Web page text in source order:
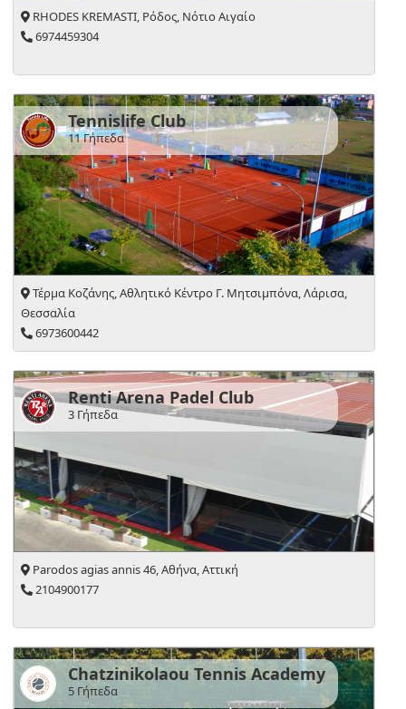
RHODES KREMASTI, Ρόδος, Νότιο Αιγαίο
6974459304
Tennislife Club
11 Γήπεδα
Τέρμα Κοζάνης, Αθλητικό Κέντρο Γ. Μητσιμπόνα, Λάρισα,
Θεσσαλία
6973600442
Renti Arena Padel Club
3 Γήπεδα
Parodos agias annis 46, Αθήνα, Αττική
2104900177
Chatzinikolaou Tennis Academy
5 Γήπεδα